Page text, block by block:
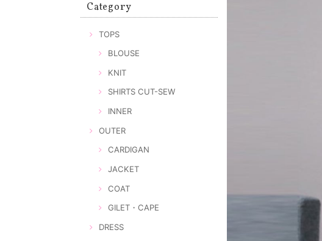
Category
TOPS
BLOUSE
KNIT
SHIRTS CUT-SEW
INNER
OUTER
CARDIGAN
JACKET
COAT
GILET・CAPE
DRESS